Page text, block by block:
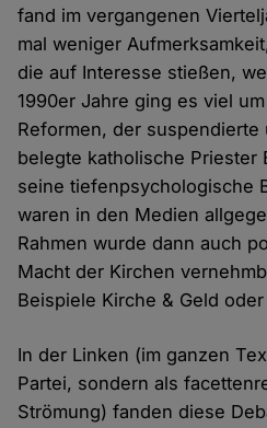
fand im vergangenen
mal weniger
die auf Interesse stießen,
1990er Jahre ging es viel
Reformen, der suspendierte
belegte katholische Priester
seine tiefenpsychologische
waren in den Medien
Rahmen wurde dann auch
Macht der Kirchen
Beispiele Kirche & Geld
In der Linken (im ganzen
Partei, sondern als
Strömung) fanden diese